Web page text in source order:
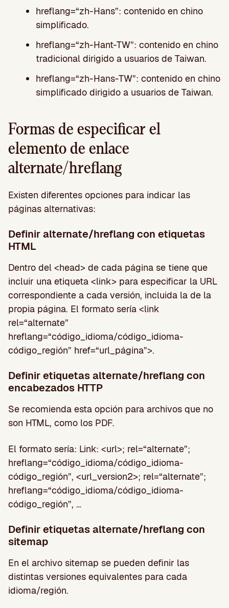
hreflang=“zh-Hans”: contenido en chino
simplificado.
hreflang=“zh-Hant-TW”: contenido en chino
tradicional dirigido a usuarios de Taiwan.
hreflang=“zh-Hans-TW”: contenido en chino
simplificado dirigido a usuarios de Taiwan.
Formas de especificar el
elemento de enlace
alternate/hreflang
Existen diferentes opciones para indicar las
páginas alternativas:
Definir alternate/hreflang con etiquetas
HTML
Dentro del <head> de cada página se tiene que
incluir una etiqueta <link> para especificar la URL
correspondiente a cada versión, incluida la de la
propia página. El formato sería <link
rel=“alternate”
hreflang=“código_idioma/código_idioma-
código_región” href=“url_página”>.
Definir etiquetas alternate/hreflang con
encabezados HTTP
Se recomienda esta opción para archivos que no
son HTML, como los PDF.
El formato sería: Link: <url>; rel=“alternate”;
hreflang=“código_idioma/código_idioma-
código_región”, <url_version2>; rel=“alternate”;
hreflang=“código_idioma/código_idioma-
código_región”, …
Definir etiquetas alternate/hreflang con
sitemap
En el archivo sitemap se pueden definir las
distintas versiones equivalentes para cada
idioma/región.